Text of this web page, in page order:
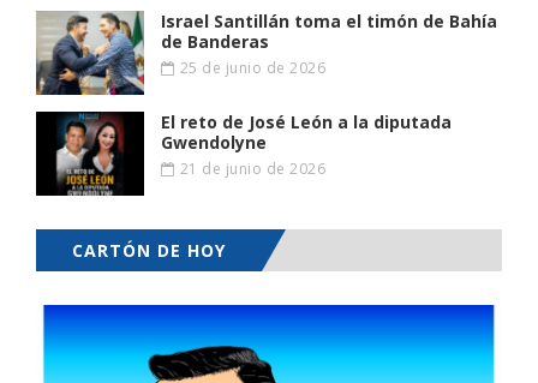
Israel Santillán toma el timón de Bahía
de Banderas
25 de junio de 2026
El reto de José León a la diputada
Gwendolyne
21 de junio de 2026
CARTÓN DE HOY